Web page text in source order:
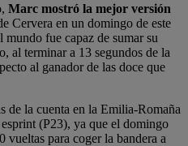
Marc mostró la mejor versión
Cervera en un domingo de este
fue capaz de sumar su
al terminar a 13 segundos de la
al ganador de las doce que
de la cuenta en la Emilia-Romaña
(P23), ya que el domingo
vueltas para coger la bandera a